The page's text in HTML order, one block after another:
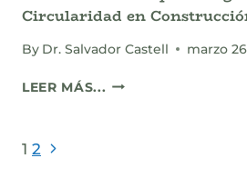
Circularidad en
By Dr. Salvador Castell marzo
LEER MÁS... EL
Page
1 2 Next